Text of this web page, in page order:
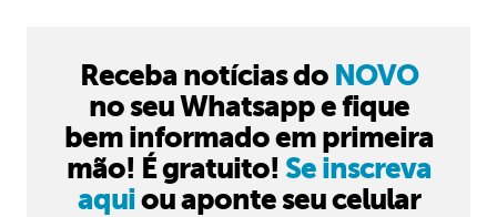
Receba notícias do NOVO
no seu Whatsapp e fique
bem informado em primeira
mão! É gratuito! Se inscreva
aquiou aponte seu celular